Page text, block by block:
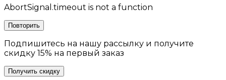
AbortSignal.timeout is not a function
Повторить
Подпишитесь на нашу рассылку и получите
скидку 15% на первый заказ
Получить скидку